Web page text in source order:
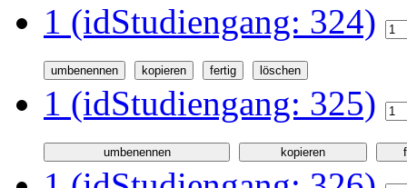
1 (idStudiengang: 324)
1 (idStudiengang: 325)